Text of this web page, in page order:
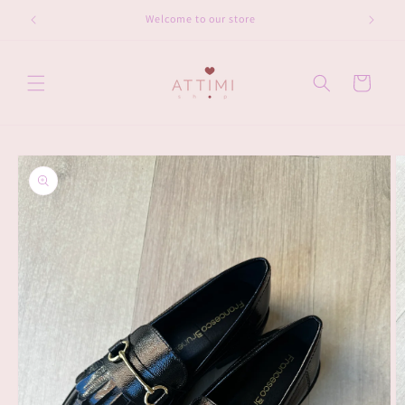
direttamente
Welcome to our store
Carrello
Passa alle
informazioni
sul prodotto